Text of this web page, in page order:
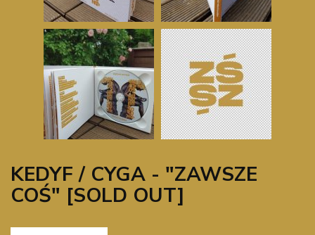
KEDYF / CYGA - "ZAWSZE
COŚ" [SOLD OUT]